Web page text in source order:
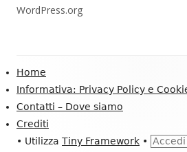
WordPress.org
Contenuto
piè
di
pagina
Home
Informativa: Privacy Policy e
Contatti – Dove siamo
Crediti
• Utilizza Tiny Framework • Accedi